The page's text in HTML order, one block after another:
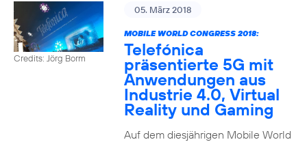
Credits: Jörg Borm
05. März 2018
MOBILE WORLD CONGRESS 2018:
Telefónica
präsentierte 5G mit
Anwendungen aus
Industrie 4.0, Virtual
Reality und Gaming
Auf dem diesjährigen Mobile World